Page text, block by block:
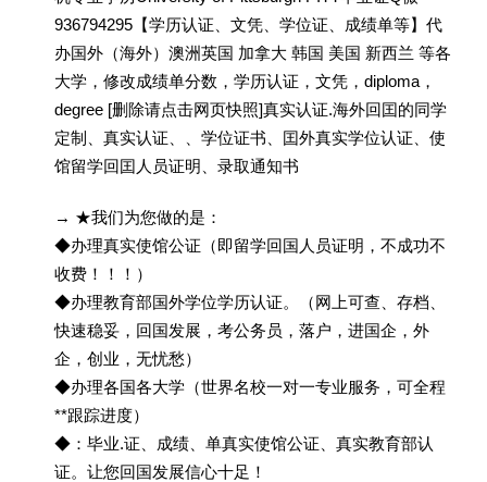
936794295【学历认证、文凭、学位证、成绩单等】代
办国外（海外）澳洲英国 加拿大 韩国 美国 新西兰 等各
大学，修改成绩单分数，学历认证，文凭，diploma，
degree [删除请点击网页快照]真实认证.海外回囯的同学
定制、真实认证、、学位证书、囯外真实学位认证、使
馆留学回囯人员证明、录取通知书
→ ★我们为您做的是：
◆办理真实使馆公证（即留学回国人员证明，不成功不
收费！！！）
◆办理教育部国外学位学历认证。（网上可查、存档、
快速稳妥，回国发展，考公务员，落户，进国企，外
企，创业，无忧愁）
◆办理各国各大学（世界名校一对一专业服务，可全程
**跟踪进度）
◆：毕业.证、成绩、单真实使馆公证、真实教育部认
证。让您回国发展信心十足！